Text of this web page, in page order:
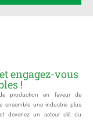
engagez-vous
!
production en faveur de
ensemble une industrie plus
devenez un acteur clé du